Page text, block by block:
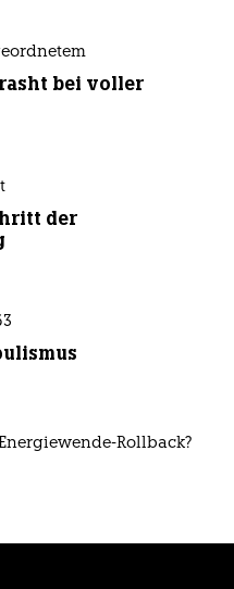
bei voller
der
Rollback?